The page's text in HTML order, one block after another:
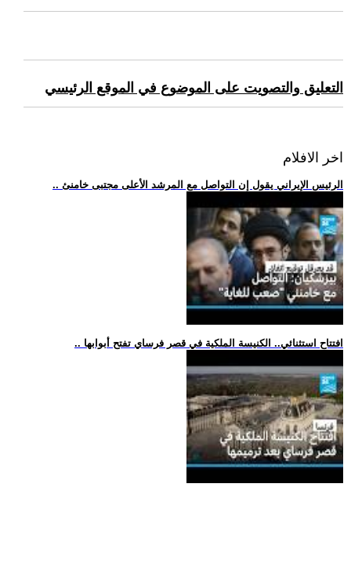
التعليق والتصويت على الموضوع في الموقع الرئيسي
اخر الافلام
.. الرئيس الإيراني يقول إن التواصل مع المرشد الأعلى مجتبى خامنئ
.. افتتاح استثنائي.. الكنيسة الملكية في قصر فرساي تفتح أبوابها